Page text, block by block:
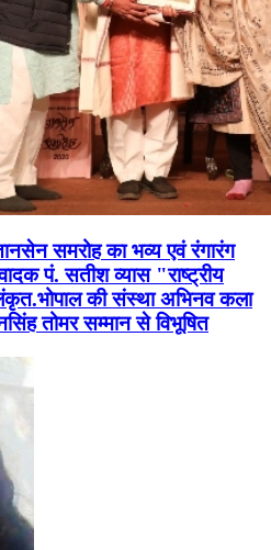
समरोह का भव्य एवं रंगारंग
पं. सतीश व्यास "राष्ट्रीय
की संस्था अभिनव कला
तोमर सम्मान से विभूषित